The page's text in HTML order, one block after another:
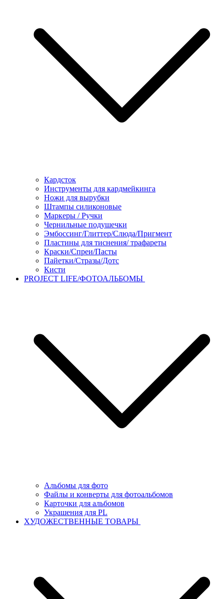
Кардсток
Инструменты для кардмейкинга
Ножи для вырубки
Штампы силиконовые
Маркеры / Ручки
Чернильные подушечки
Эмбоссинг/Глиттер/Слюда/Пригмент
Пластины для тиснения/ трафареты
Краски/Спреи/Пасты
Пайетки/Стразы/Дотс
Кисти
PROJECT LIFE/ФОТОАЛЬБОМЫ
Альбомы для фото
Файлы и конверты для фотоальбомов
Карточки для альбомов
Украшения для PL
ХУДОЖЕСТВЕННЫЕ ТОВАРЫ